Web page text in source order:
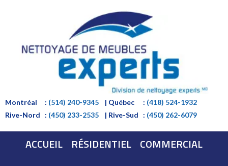
Montréal : (514) 240-9345 | Québec : (418) 524-1932
Rive-Nord
: (450) 233-2535 | Rive-Sud : (450) 262-6079
ACCUEIL RÉSIDENTIEL COMMERCIAL